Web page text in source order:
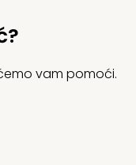
vam pomoći.